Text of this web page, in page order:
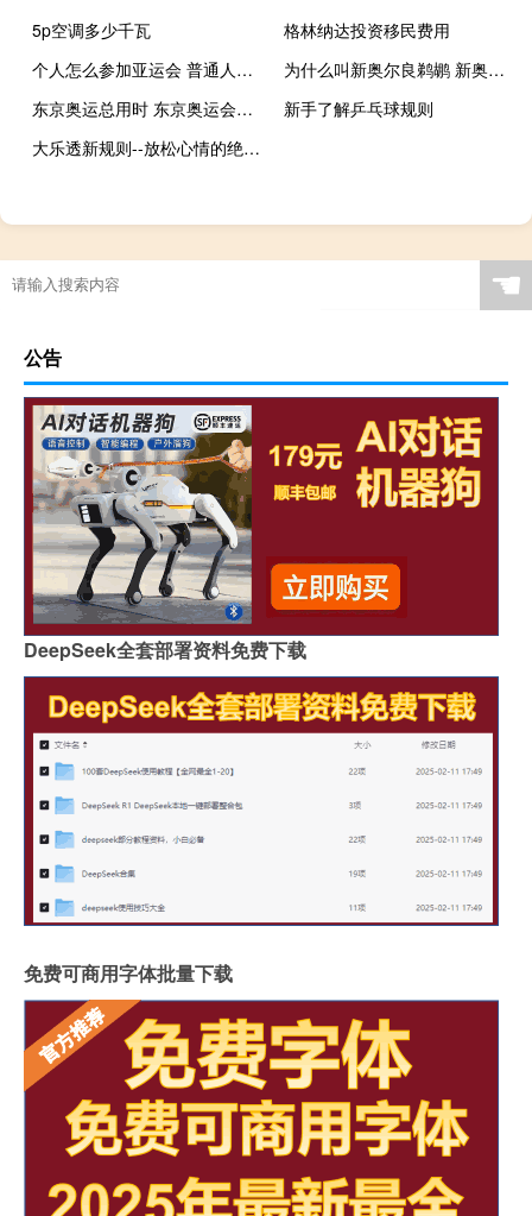
5p空调多少千瓦
格林纳达投资移民费用
个人怎么参加亚运会 普通人能参加奥运会吗
为什么叫新奥尔良鹈鹕 新奥尔良鹈鹕队标志
东京奥运总用时 东京奥运会几点开幕式
新手了解乒乓球规则
大乐透新规则--放松心情的绝佳选择--网页版v370.880
☚
公告
DeepSeek全套部署资料免费下载
免费可商用字体批量下载